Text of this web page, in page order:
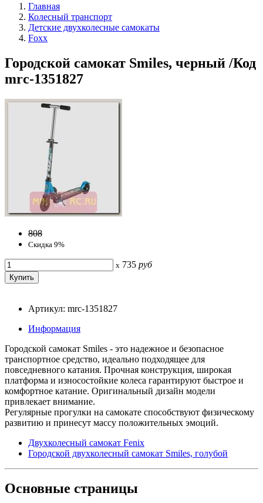
Главная
Колесный транспорт
Детские двухколесные самокаты
Foxx
Городской самокат Smiles, черный /Код
mrc-1351827
808
Скидка 9%
x 735 руб
Артикул: mrc-1351827
Информация
Городской самокат Smiles - это надежное и безопасное
транспортное средство, идеально подходящее для
повседневного катания. Прочная конструкция, широкая
платформа и износостойкие колеса гарантируют быстрое и
комфортное катание. Оригинальный дизайн модели
привлекает внимание.
Регулярные прогулки на самокате способствуют физическому
развитию и принесут массу положительных эмоций.
Двухколесный самокат Fenix
Городской двухколесный самокат Smiles, голубой
Основные страницы